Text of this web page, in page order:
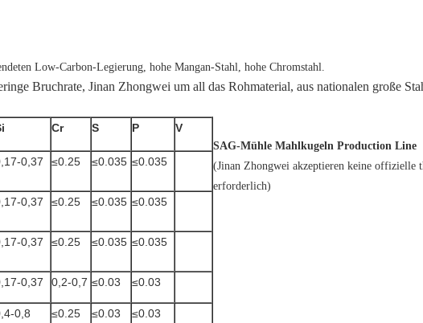
Low-Carbon-Legierung, hohe Mangan-Stahl, hohe Chromstahl.
Bruchrate, Jinan Zhongwei um all das Rohmaterial, aus nationalen große
Cr S P V
0,37 ≤0.25 ≤0.035 ≤0.035
0,37 ≤0.25 ≤0.035 ≤0.035
0,37 ≤0.25 ≤0.035 ≤0.035
0,37 0,2-0,7 ≤0.03 ≤0.03
0,8 ≤0.25 ≤0.03 ≤0.03
SAG-Mühle Mahlkugeln Production Line
(Jinan Zhongwei akzeptieren keine offizielle
erforderlich)